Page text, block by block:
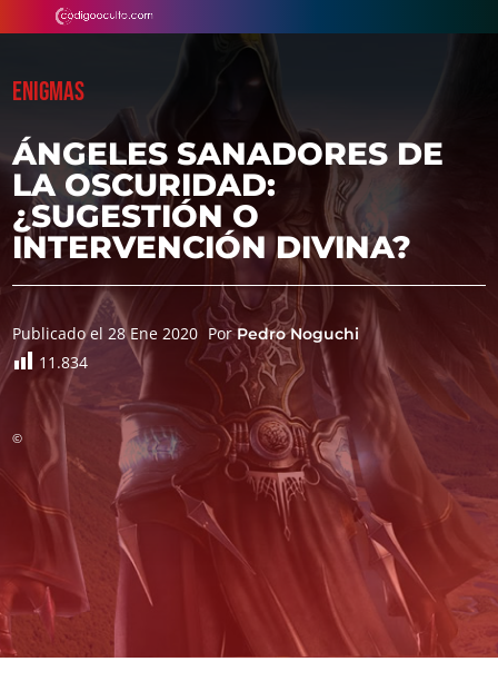
ENIGMAS
ÁNGELES SANADORES DE
LA OSCURIDAD:
¿SUGESTIÓN O
INTERVENCIÓN DIVINA?
Publicado el 28 Ene 2020 PorPedro Noguchi
11.834
©